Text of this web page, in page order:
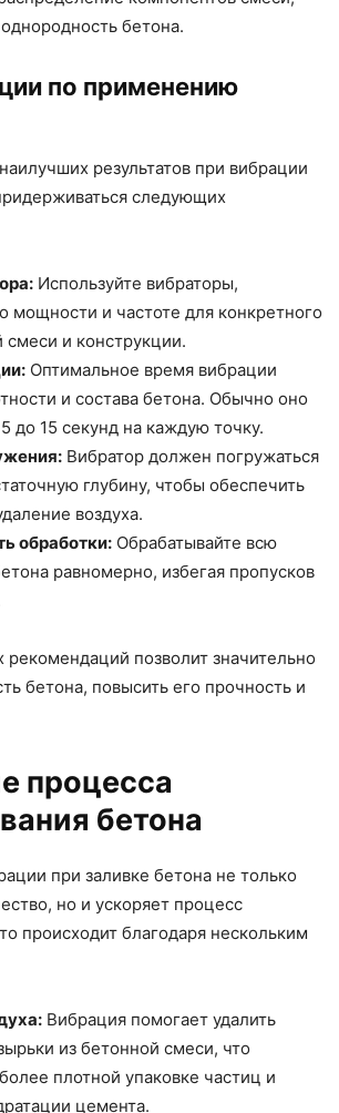
бетона.
по применению
результатов при вибрации
следующих
Используйте вибраторы,
мощности и частоте для конкретного
смеси и конструкции.
Оптимальное время вибрации
и состава бетона. Обычно оно
до 15 секунд на каждую точку.
Вибратор должен погружаться
глубину, чтобы обеспечить
воздуха.
обработки: Обрабатывайте всю
равномерно, избегая пропусков
позволит значительно
бетона, повысить его прочность и
процесса
бетона
при заливке бетона не только
но и ускоряет процесс
происходит благодаря нескольким
Вибрация помогает удалить
из бетонной смеси, что
плотной упаковке частиц и
цемента.